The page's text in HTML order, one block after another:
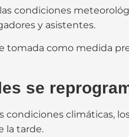
condiciones
y asistentes.
tomada como medida
se
condiciones climáticas,
la tarde.